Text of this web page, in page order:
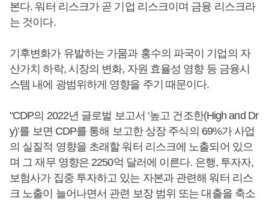
본다. 워터 리스크가 곧 기업 리스크이며 금융 리스크라
는 것이다.
기후변화가 유발하는 가뭄과 홍수의 파국이 기업의 자
산가치 하락, 시장의 변화, 자원 효율성 영향 등 금융시
스템 내에 광범위하게 영향을 주기 때문이다.
"CDP의 2022년 글로벌 보고서 ‘높고 건조한(High and Dr
y)’를 보면 CDP를 통해 보고한 상장 주식의 69%가 사업
의 실질적 영향을 초래할 워터 리스크에 노출되어 있으
며 그 재무 영향은 2250억 달러에 이른다. 은행, 투자자,
보험사가 집중 투자하고 있는 자본과 관련해 워터 리스
크 노출이 늘어나면서 관련 보장 범위 또는 대출을 축소